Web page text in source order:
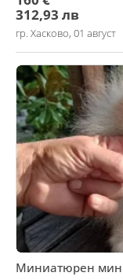
312,93 лв
гр. Хасково, 01 август
Миниатюрен